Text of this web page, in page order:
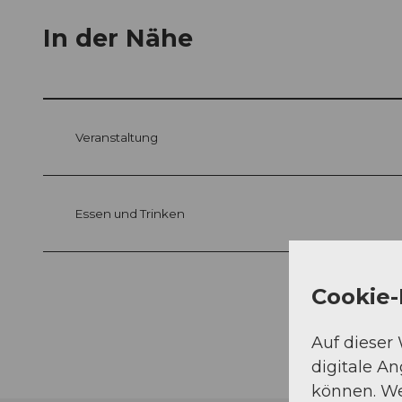
In der Nähe
Veranstaltung
Essen und Trinken
Auf dieser
digitale
können.